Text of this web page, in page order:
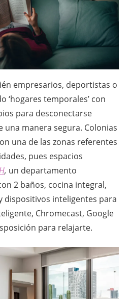
empresarios, deportistas o
‘hogares temporales’ con
para desconectarse
una manera segura. Colonias
una de las zonas referentes
pues espacios
, un departamento
2 baños, cocina integral,
dispositivos inteligentes para
Chromecast, Google
para relajarte.